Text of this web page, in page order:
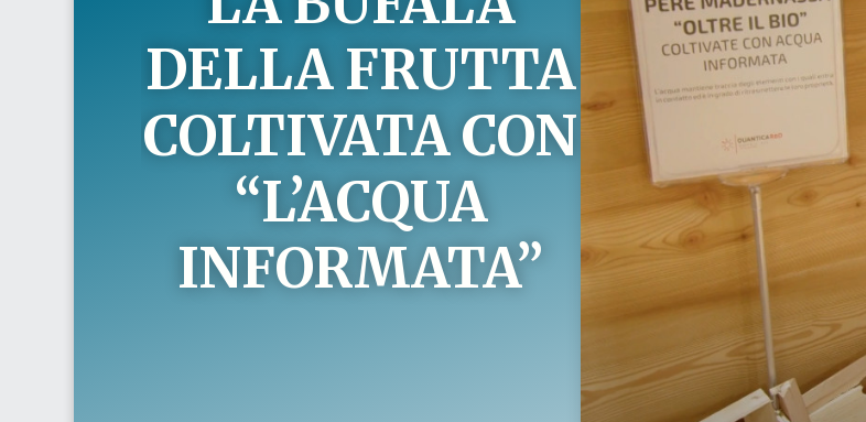
DELLA FRUTTA
COLTIVATA CON
“L’ACQUA
INFORMATA”